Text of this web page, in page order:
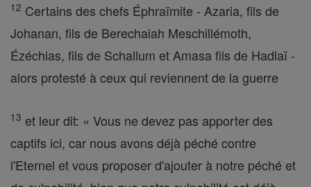
12 Certains des chefs Éphraïmite - Azaria, fils de
Johanan, fils de Berechaiah Meschillémoth,
Ézéchias, fils de Schallum et Amasa fils de Hadlaï -
alors protesté à ceux qui reviennent de la guerre
13 et leur dit: « Vous ne devez pas apporter des
captifs ici, car nous avons déjà péché contre
l'Eternel et vous proposer d'ajouter à notre péché et